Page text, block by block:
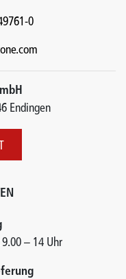
0
Endingen
9.00 – 14 Uhr